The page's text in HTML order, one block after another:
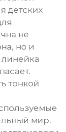
детских
не
но и
линейка
тонкой
мир.